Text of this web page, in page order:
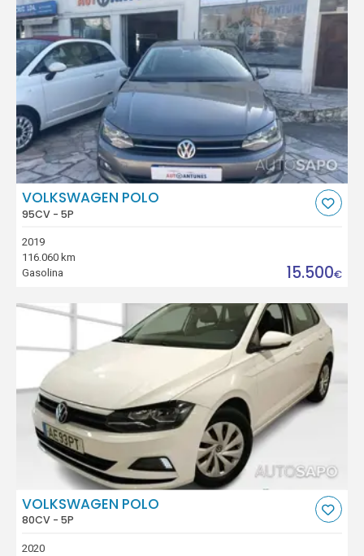
VOLKSWAGEN POLO
95CV - 5P
2019
116.060 km
Gasolina
15.500€
VOLKSWAGEN POLO
80CV - 5P
2020